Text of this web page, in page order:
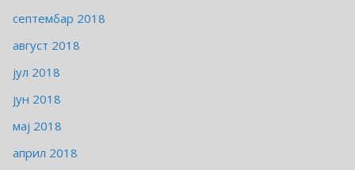
септембар 2018
август 2018
јул 2018
јун 2018
мај 2018
април 2018